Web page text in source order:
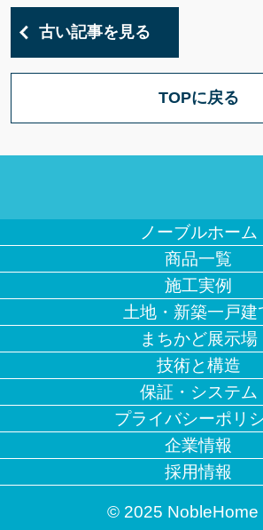
古い記事を見る
TOPに戻る
ノーブルホーム
商品一覧
施工実例
土地・新築一戸建
まちかど展示場
技術と構造
保証・システム
プライバシーポリ
企業情報
採用情報
© 2025 NobleHome